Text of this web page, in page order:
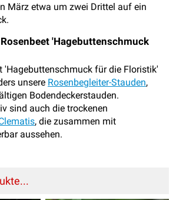
März etwa um zwei Drittel auf ein
'Hagebuttenschmuck
'Hagebuttenschmuck für die Floristik'
unsere Rosenbegleiter-Stauden,
Bodendeckerstauden.
sind auch die trockenen
, die zusammen mit
aussehen.